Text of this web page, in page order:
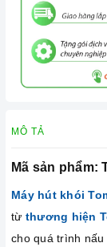
MÔ TẢ
Mã sản phẩm:
Máy hút khói
từ thương hiện
cho quá trình